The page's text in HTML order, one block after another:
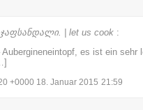
| let us cook :
es ist ein sehr
+0000 18. Januar 2015 21:59